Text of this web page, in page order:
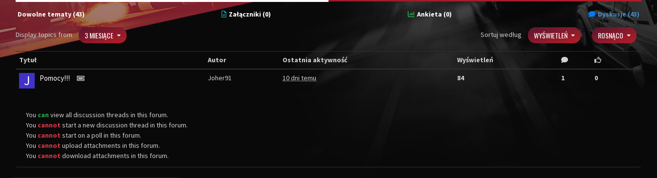
Dowolne tematy (43) Załączniki (0) Ankieta (0) Dyskusje (43)
Display topics from 3 MIESIĄCE Sortuj według WYŚWIETLEŃ ROSNĄCO
Tytuł Autor Ostatnia aktywność Wyświetleń
J Pomocy!!! Joher91 10 dni temu 84 1 0
You can view all discussion threads in this forum.
You cannot start a new discussion thread in this forum.
You cannot start on a poll in this forum.
You cannot upload attachments in this forum.
You cannot download attachments in this forum.